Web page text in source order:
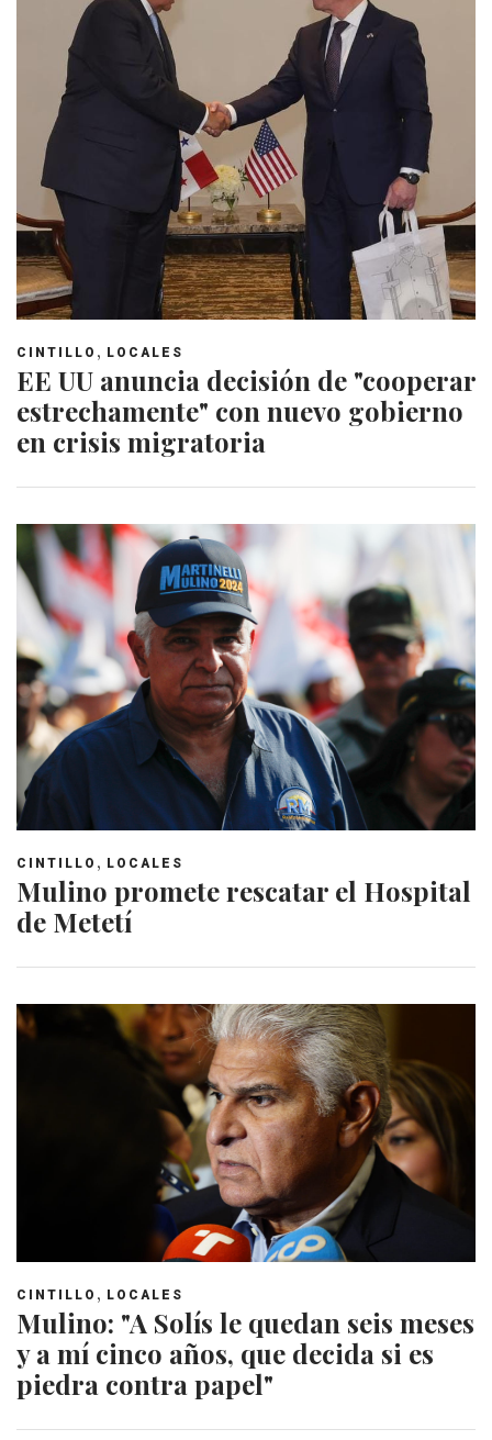
CINTILLO , LOCALES
EE UU anuncia decisión de "cooperar
estrechamente" con nuevo gobierno
en crisis migratoria
CINTILLO , LOCALES
Mulino promete rescatar el Hospital
de Metetí
CINTILLO , LOCALES
Mulino: "A Solís le quedan seis meses
y a mí cinco años, que decida si es
piedra contra papel"